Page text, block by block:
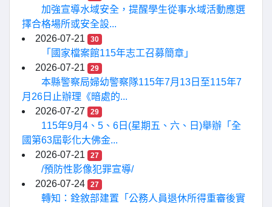
加強宣導水域安全，提醒學生從事水域活動應選
擇合格場所或安全設...
2026-07-21
30
「國家檔案館115年志工召募簡章」
2026-07-21
29
本縣警察局婦幼警察隊115年7月13日至115年7
月26日止辦理《暗處的...
2026-07-27
29
115年9月4、5、6日(星期五、六、日)舉辦「全
國第63屆彰化大佛金...
2026-07-21
27
/預防性影像犯罪宣導/
2026-07-24
27
轉知：銓敘部建置「公務人員退休所得重審後實